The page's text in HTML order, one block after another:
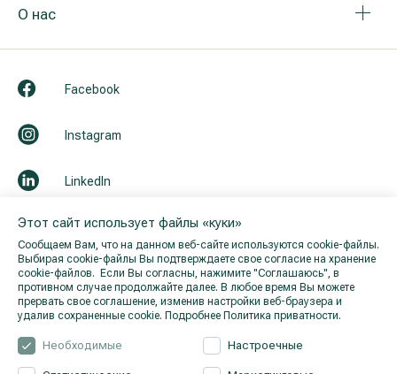
Этот сайт использует файлы «куки»
Сообщаем Вам, что на данном веб-сайте используются cookie-файлы.
Выбирая cookie-файлы Вы подтверждаете свое согласие на хранение
cookie-файлов. Если Вы согласны, нажимите "Cоглашаюсь", в
противном случае продолжайте далее. В любое время Вы можете
прервать свое соглашение, изменив настройки веб-браузера и
удалив сохраненные cookie. Подробнее Политика приватности.
Необходимые Настроечные
О нас
Facebook
Instagram
LinkedIn
Youtube